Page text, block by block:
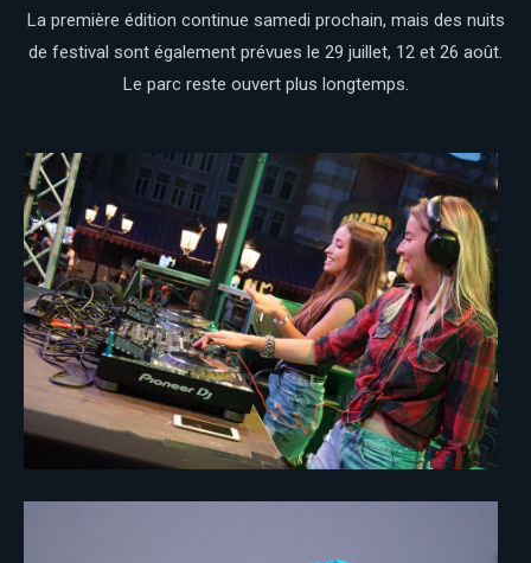
La première édition continue samedi prochain, mais des nuits
de festival sont également prévues le 29 juillet, 12 et 26 août.
Le parc reste ouvert plus longtemps.